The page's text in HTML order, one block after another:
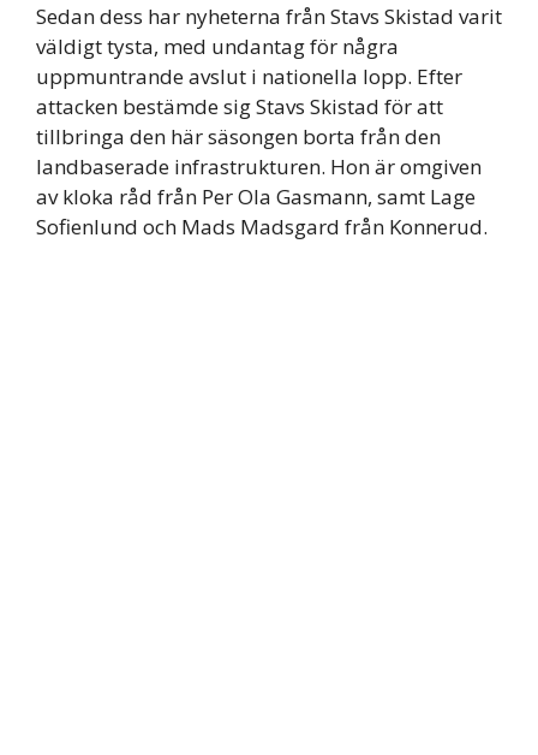
Sedan dess har nyheterna från Stavs Skistad varit
väldigt tysta, med undantag för några
uppmuntrande avslut i nationella lopp. Efter
attacken bestämde sig Stavs Skistad för att
tillbringa den här säsongen borta från den
landbaserade infrastrukturen. Hon är omgiven
av kloka råd från Per Ola Gasmann, samt Lage
Sofienlund och Mads Madsgard från Konnerud.